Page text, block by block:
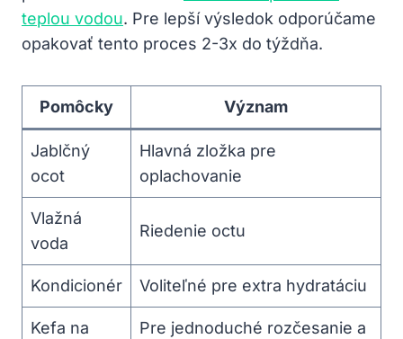
teplou vodou. Pre lepší výsledok odporúčame
opakovať tento proces 2-3x do týždňa.
Pomôcky Význam
Jablčný
ocot
Hlavná zložka pre
oplachovanie
Vlažná
voda
Riedenie octu
Kondicionér Voliteľné pre extra hydratáciu
Kefa na
Pre jednoduché rozčesanie a